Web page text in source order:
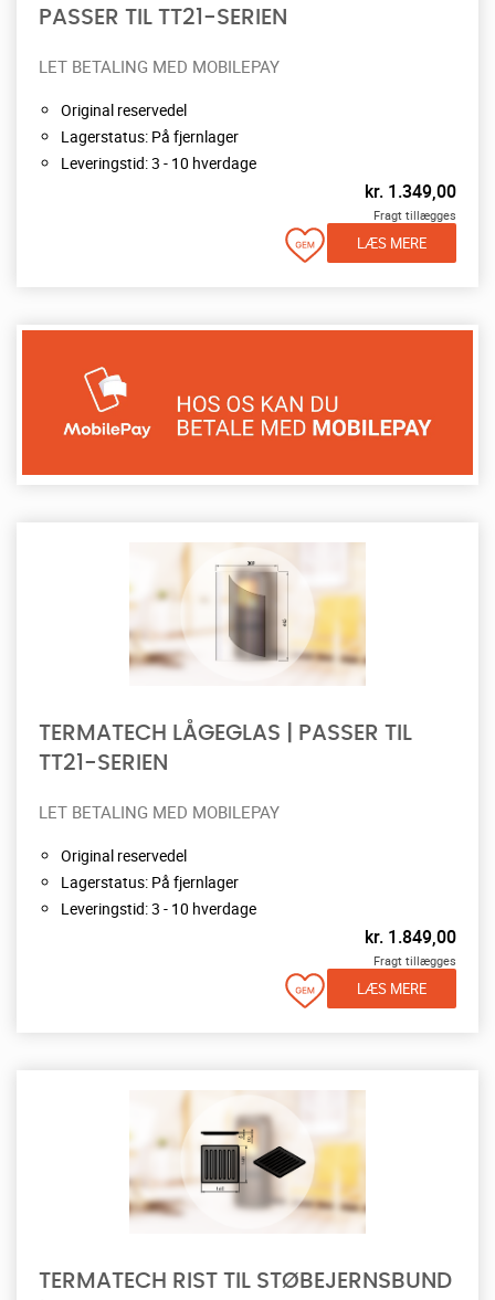
PASSER TIL TT21-SERIEN
LET BETALING MED MOBILEPAY
Original reservedel
Lagerstatus: På fjernlager
Leveringstid: 3 - 10 hverdage
kr. 1.349,00
Fragt tillægges
LÆS MERE
TERMATECH LÅGEGLAS | PASSER TIL
TT21-SERIEN
LET BETALING MED MOBILEPAY
Original reservedel
Lagerstatus: På fjernlager
Leveringstid: 3 - 10 hverdage
kr. 1.849,00
Fragt tillægges
LÆS MERE
TERMATECH RIST TIL STØBEJERNSBUND